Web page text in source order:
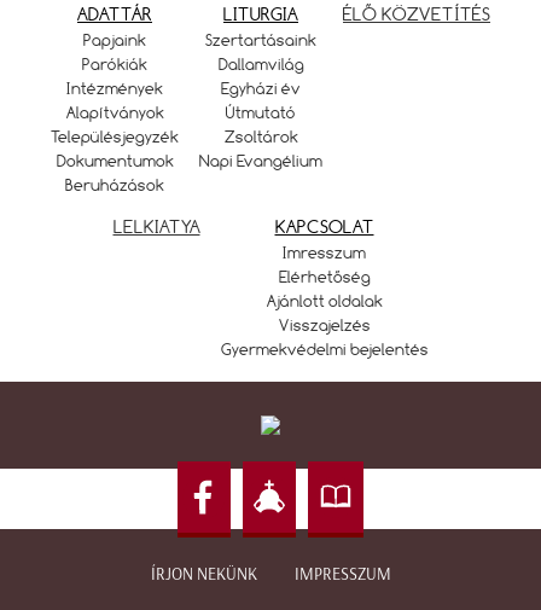
ADATTÁR
Papjaink
Parókiák
Intézmények
Alapítványok
Településjegyzék
Dokumentumok
Beruházások
LITURGIA
Szertartásaink
Dallamvilág
Egyházi év
Útmutató
Zsoltárok
Napi Evangélium
ÉLŐ KÖZVETÍTÉS
LELKIATYA KAPCSOLAT
Imresszum
Elérhetőség
Ajánlott oldalak
Visszajelzés
Gyermekvédelmi bejelentés
ÍRJON NEKÜNK IMPRESSZUM